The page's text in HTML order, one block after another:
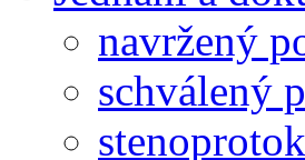
navržený
schválený